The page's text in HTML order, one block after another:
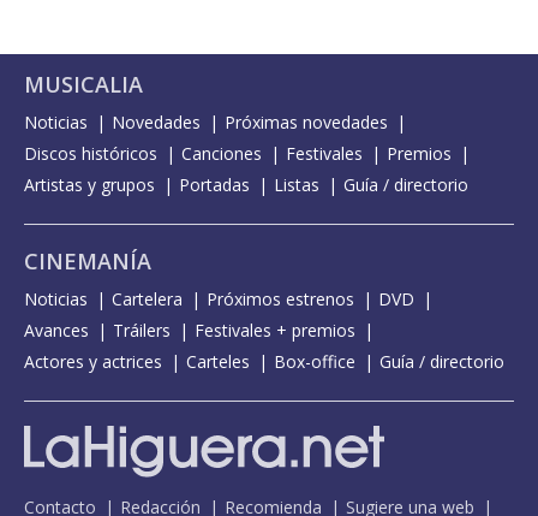
MUSICALIA
Noticias Novedades
Próximas novedades
Discos históricos
Canciones Festivales
Premios
Artistas y grupos
Portadas Listas Guía / directorio
CINEMANÍA
Noticias Cartelera Próximos estrenos
DVD
Avances
Tráilers
Festivales + premios
Actores y actrices
Carteles Box-office Guía / directorio
Contacto Redacción Recomienda Sugiere una web